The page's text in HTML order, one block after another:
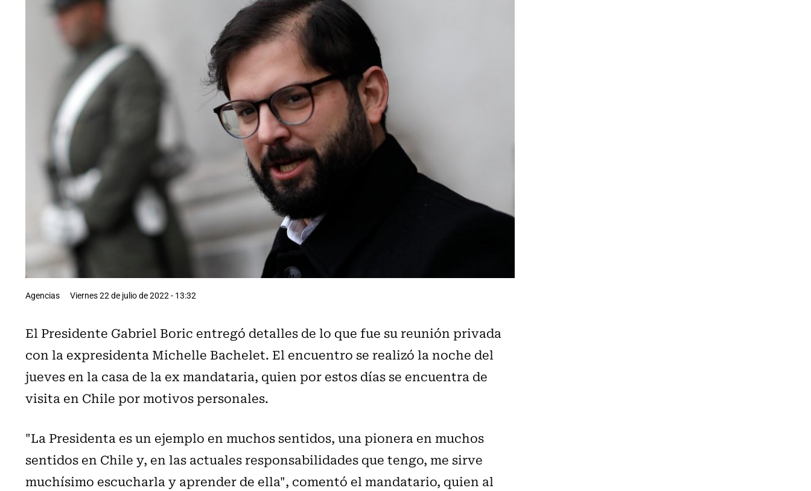
Agencias Viernes 22 de julio de 2022 - 13:32
El Presidente Gabriel Boric entregó detalles de lo que fue su reunión privada
con la expresidenta Michelle Bachelet. El encuentro se realizó la noche del
jueves en la casa de la ex mandataria, quien por estos días se encuentra de
visita en Chile por motivos personales.
"La Presidenta es un ejemplo en muchos sentidos, una pionera en muchos
sentidos en Chile y, en las actuales responsabilidades que tengo, me sirve
muchísimo escucharla y aprender de ella", comentó el mandatario, quien al